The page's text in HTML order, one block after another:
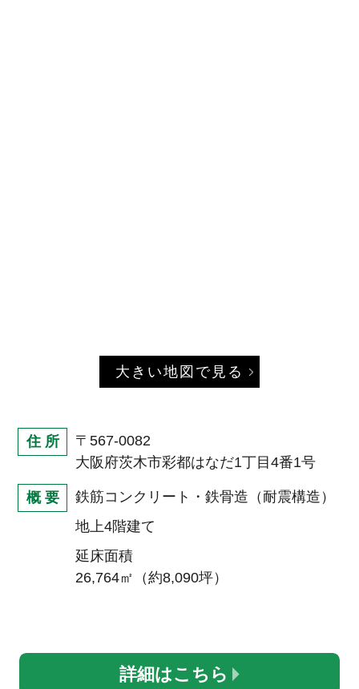
大きい地図で見る
住 所
〒567‐0082
大阪府茨木市彩都はなだ1丁目4番1号
概 要
鉄筋コンクリート・鉄骨造（耐震構造）
地上4階建て
延床面積
26,764㎡（約8,090坪）
詳細はこちら